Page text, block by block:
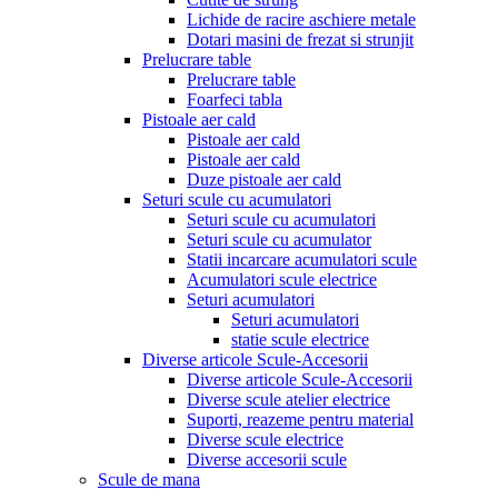
Lichide de racire aschiere metale
Dotari masini de frezat si strunjit
Prelucrare table
Prelucrare table
Foarfeci tabla
Pistoale aer cald
Pistoale aer cald
Pistoale aer cald
Duze pistoale aer cald
Seturi scule cu acumulatori
Seturi scule cu acumulatori
Seturi scule cu acumulator
Statii incarcare acumulatori scule
Acumulatori scule electrice
Seturi acumulatori
Seturi acumulatori
statie scule electrice
Diverse articole Scule-Accesorii
Diverse articole Scule-Accesorii
Diverse scule atelier electrice
Suporti, reazeme pentru material
Diverse scule electrice
Diverse accesorii scule
Scule de mana